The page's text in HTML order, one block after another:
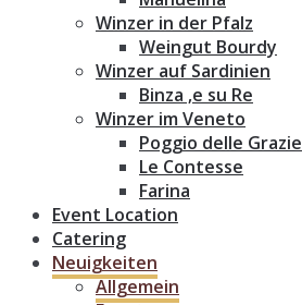
Winzer in der Pfalz
Weingut Bourdy
Winzer auf Sardinien
Binza ‚e su Re
Winzer im Veneto
Poggio delle Grazie
Le Contesse
Farina
Event Location
Catering
Neuigkeiten
Allgemein